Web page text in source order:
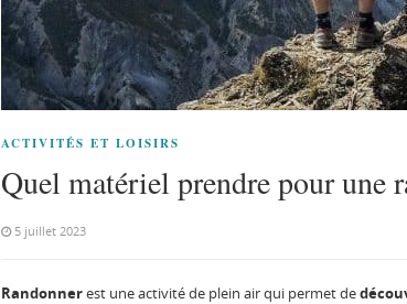
ACTIVITÉS ET LOISIRS
Quel matériel prendre pour une
5 juillet 2023
Randonnerest une activité de plein air qui permet de